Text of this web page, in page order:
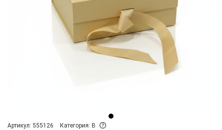
Артикул: 555126 Категория: B